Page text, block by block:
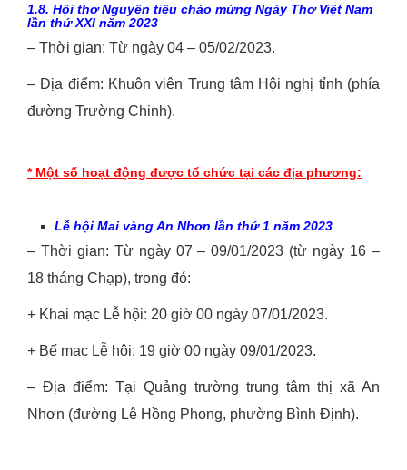
1.8. Hội thơ Nguyên tiêu chào mừng Ngày Thơ Việt Nam
lần thứ XXI năm 2023
– Thời gian: Từ ngày 04 – 05/02/2023.
– Địa điểm: Khuôn viên Trung tâm Hội nghị tỉnh (phía
đường Trường Chinh).
* Một số hoạt động được tổ chức tại các địa phương:
Lễ hội Mai vàng An Nhơn lần thứ 1 năm 2023
– Thời gian: Từ ngày 07 – 09/01/2023 (từ ngày 16 –
18 tháng Chạp), trong đó:
+ Khai mạc Lễ hội: 20 giờ 00 ngày 07/01/2023.
+ Bế mạc Lễ hội: 19 giờ 00 ngày 09/01/2023.
– Địa điểm: Tại Quảng trường trung tâm thị xã An
Nhơn (đường Lê Hồng Phong, phường Bình Định).